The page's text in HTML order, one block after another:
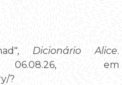
Dicionário Alice.
em
?